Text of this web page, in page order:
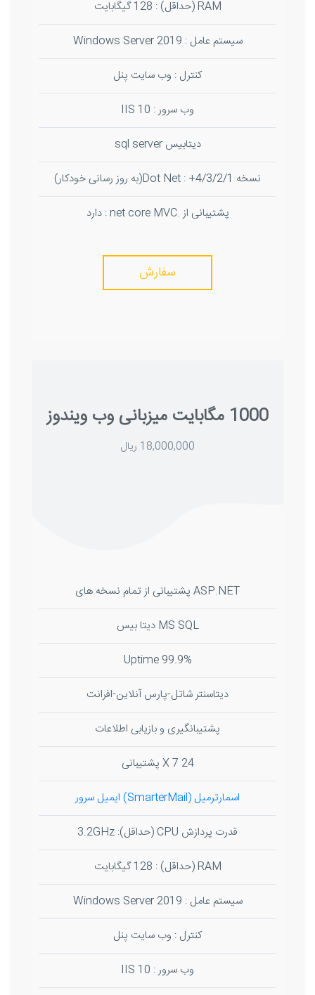
RAM (حداقل) : 128 گیگابایت
سیستم عامل : Windows Server 2019
کنترل : وب سایت پنل
وب سرور : IIS 10
دیتابیس sql server
نسخه Dot Net : +4/3/2/1(به روز رسانی خودکار)
پشتیبانی از .net core MVC : دارد
سفارش
1000 مگابایت میزبانی وب ویندوز
18,000,000 ریال
ASP.NET پشتیبانی از تمام نسخه های
MS SQL دیتا بیس
99.9% Uptime
دیتاسنتر شاتل-پارس آنلاین-افرانت
پشتیبانگیری و بازیابی اطلاعات
24 X 7 پشتیبانی
اسمارترمیل (SmarterMail) ایمیل سرور
قدرت پردازش CPU (حداقل): 3.2GHz
RAM (حداقل) : 128 گیگابایت
سیستم عامل : Windows Server 2019
کنترل : وب سایت پنل
وب سرور : IIS 10